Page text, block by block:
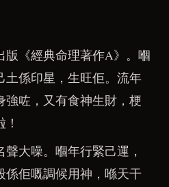
版《經典命理著作A》。嗰
土係印星，生旺佢。流年
強咗，又有食神生財，梗
聲大噪。嗰年行緊己運，
係佢嘅調候用神，喺天干